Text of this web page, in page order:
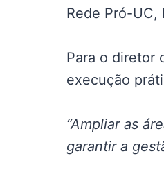
Rede Pró-UC,
Para o diretor
execução
“Ampliar as
garantir a